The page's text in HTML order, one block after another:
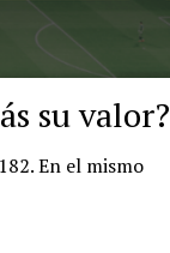
su valor?
En el mismo